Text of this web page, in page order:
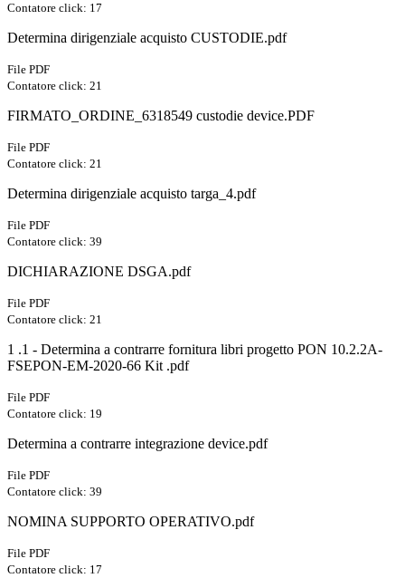
Contatore click: 17
Determina dirigenziale acquisto CUSTODIE.pdf
File PDF
Contatore click: 21
FIRMATO_ORDINE_6318549 custodie device.PDF
File PDF
Contatore click: 21
Determina dirigenziale acquisto targa_4.pdf
File PDF
Contatore click: 39
DICHIARAZIONE DSGA.pdf
File PDF
Contatore click: 21
1 .1 - Determina a contrarre fornitura libri progetto PON 10.2.2A-
FSEPON-EM-2020-66 Kit .pdf
File PDF
Contatore click: 19
Determina a contrarre integrazione device.pdf
File PDF
Contatore click: 39
NOMINA SUPPORTO OPERATIVO.pdf
File PDF
Contatore click: 17